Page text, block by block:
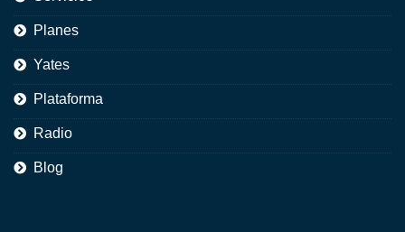
Planes
Yates
Plataforma
Radio
Blog